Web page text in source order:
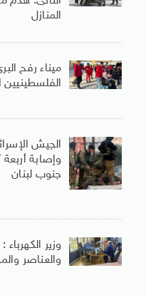
المنازل
الفلسطينيين
الجيش
وإصابة
جنوب لبنان
وزير
والعناصر